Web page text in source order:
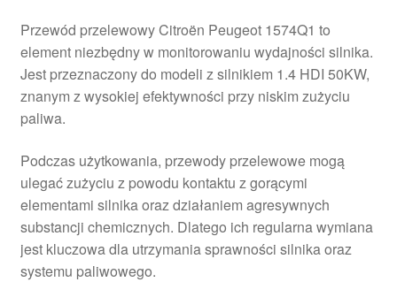
Przewód przelewowy Citroën Peugeot 1574Q1 to
element niezbędny w monitorowaniu wydajności silnika.
Jest przeznaczony do modeli z silnikiem 1.4 HDI 50KW,
znanym z wysokiej efektywności przy niskim zużyciu
paliwa.
Podczas użytkowania, przewody przelewowe mogą
ulegać zużyciu z powodu kontaktu z gorącymi
elementami silnika oraz działaniem agresywnych
substancji chemicznych. Dlatego ich regularna wymiana
jest kluczowa dla utrzymania sprawności silnika oraz
systemu paliwowego.